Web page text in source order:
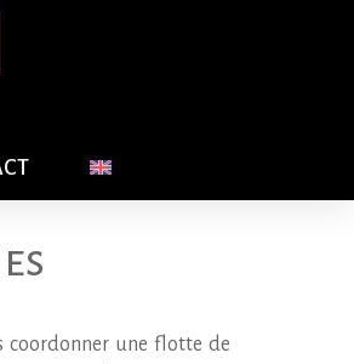
coordonner une flotte de